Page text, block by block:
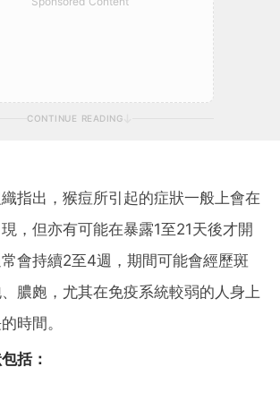
CONTINUE READING
指出，猴痘所引起的症狀一般上會在
，但亦有可能在暴露1至21天後才開
會持續2至4週，期間可能會經歷斑
膿皰，尤其在免疫系統較弱的人身上
時間。
括：